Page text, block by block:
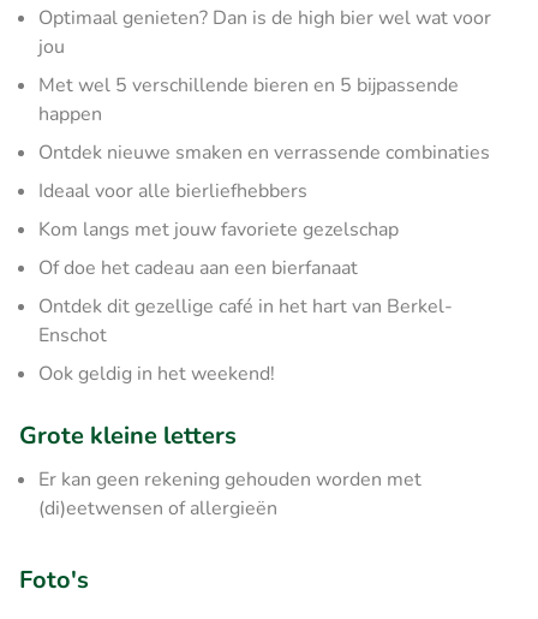
Optimaal genieten? Dan is de high bier wel wat voor
jou
Met wel 5 verschillende bieren en 5 bijpassende
happen
Ontdek nieuwe smaken en verrassende combinaties
Ideaal voor alle bierliefhebbers
Kom langs met jouw favoriete gezelschap
Of doe het cadeau aan een bierfanaat
Ontdek dit gezellige café in het hart van Berkel-
Enschot
Ook geldig in het weekend!
Grote kleine letters
Er kan geen rekening gehouden worden met
(di)eetwensen of allergieën
Foto's